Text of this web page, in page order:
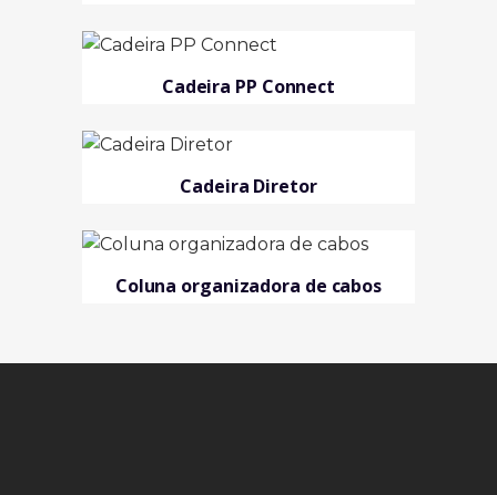
Cadeira PP Connect
Cadeira Diretor
Coluna organizadora de cabos